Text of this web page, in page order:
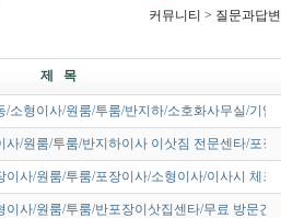
커뮤니티 > 질문과답변
제 목
/소형이사/원룸/투룸/반지하/소호화사무실/기
사/원룸/투룸/반지하이사 이삿짐 전문센타/포
이사/원룸/투룸/포장이사/소형이사/이사시 체
이사/원룸/투룸/반포장이삿집센타/무료 방문